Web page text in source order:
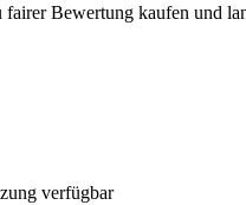
Bewertung kaufen und
verfügbar